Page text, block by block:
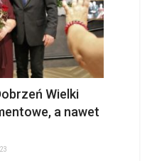
Wielki
a nawet